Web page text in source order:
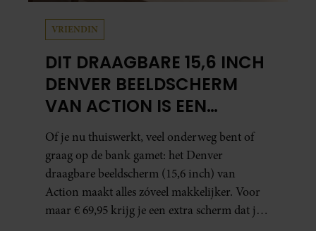
VRIENDIN
DIT DRAAGBARE 15,6 INCH
DENVER BEELDSCHERM
VAN ACTION IS EEN
GAMECHANGER VOOR
THUISWERKERS ÉN BINGE-
WATCHERS
Of je nu thuiswerkt, veel onderweg bent of
graag op de bank gamet: het Denver
draagbare beeldscherm (15,6 inch) van
Action maakt alles zóveel makkelijker. Voor
maar € 69,95 krijg je een extra scherm dat je